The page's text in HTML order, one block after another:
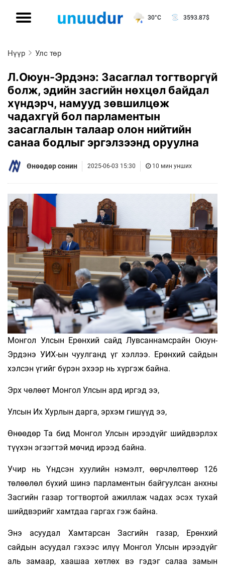
30°C 3593.87$
Нүүр Улс төр
Л.Оюун-Эрдэнэ: Засаглал тогтворгүй
болж, эдийн засгийн нөхцөл байдал
хүндэрч, намууд зөвшилцөж
чадахгүй бол парламентын
засаглалын талаар олон нийтийн
санаа бодлыг эргэлзээнд оруулна
Өнөөдөр сонин 2025-06-03 15:30 10 мин унших
Монгол Улсын Ерөнхий сайд Лувсаннамсрайн Оюун-
Эрдэнэ УИХ-ын чуулганд үг хэллээ. Ерөнхий сайдын
хэлсэн үгийг бүрэн эхээр нь хүргэж байна.
Эрх чөлөөт Монгол Улсын ард иргэд ээ,
Улсын Их Хурлын дарга, эрхэм гишүүд ээ,
Өнөөдөр Та бид Монгол Улсын ирээдүйг шийдвэрлэх
түүхэн эгзэгтэй мөчид ирээд байна.
Учир нь Үндсэн хуулийн нэмэлт, өөрчлөлтөөр 126
төлөөлөл бүхий шинэ парламентын байгуулсан анхны
Засгийн газар тогтвортой ажиллаж чадах эсэх тухай
шийдвэрийг хамтдаа гаргах гэж байна.
Энэ асуудал Хамтарсан Засгийн газар, Ерөнхий
сайдын асуудал гэхээс илүү Монгол Улсын ирээдүйг
аль замаар, хаашаа хөтлөх вэ гэдэг салаа замын